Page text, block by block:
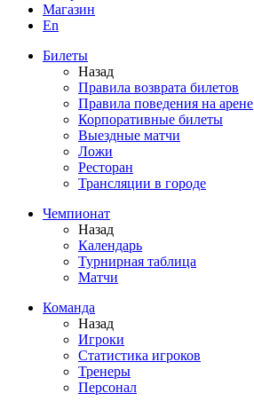
Магазин
En
Билеты
Назад
Правила возврата билетов
Правила поведения на арене
Корпоративные билеты
Выездные матчи
Ложи
Ресторан
Трансляции в городе
Чемпионат
Назад
Календарь
Турнирная таблица
Матчи
Команда
Назад
Игроки
Статистика игроков
Тренеры
Персонал